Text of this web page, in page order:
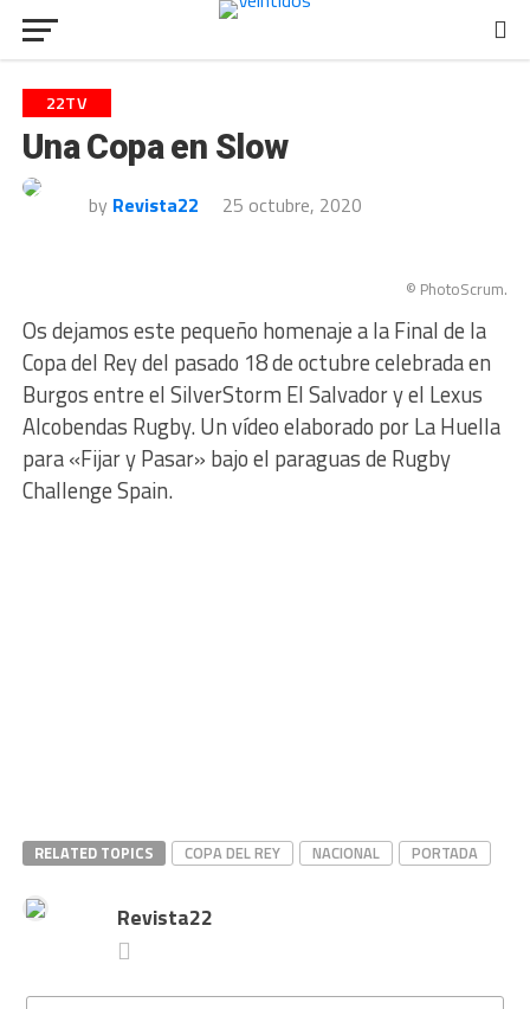
22TV
Una Copa en Slow
by Revista22 25 octubre, 2020
© PhotoScrum.
Os dejamos este pequeño homenaje a la Final de la
Copa del Rey del pasado 18 de octubre celebrada en
Burgos entre el SilverStorm El Salvador y el Lexus
Alcobendas Rugby. Un vídeo elaborado por La Huella
para «Fijar y Pasar» bajo el paraguas de Rugby
Challenge Spain.
RELATED TOPICS COPA DEL REY NACIONAL PORTADA
Revista22